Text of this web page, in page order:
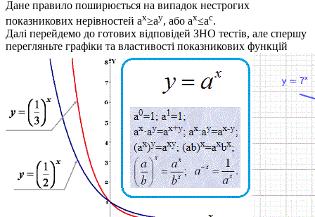
Дане правило поширюється на випадок нестрогих
показникових нерівностей ax≥ay, або ax≤aс.
Далі перейдемо до готових відповідей ЗНО тестів, але спершу
перегляньте графіки та властивості показникових функцій